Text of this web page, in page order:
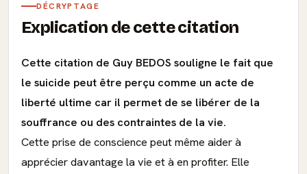
DÉCRYPTAGE
Explication de cette citation
Cette citation de Guy BEDOS souligne le fait que
le suicide peut être perçu comme un acte de
liberté ultime car il permet de se libérer de la
souffrance ou des contraintes de la vie.
Cette prise de conscience peut même aider à
apprécier davantage la vie et à en profiter. Elle